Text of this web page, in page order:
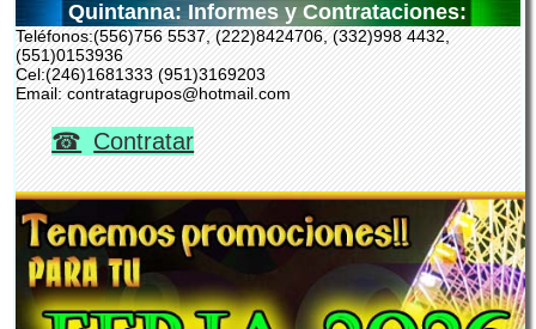
Quintanna: Informes y Contrataciones:
Teléfonos:(556)756 5537, (222)8424706, (332)998 4432,
(551)0153936
Cel:(246)1681333 (951)3169203
Email: contratagrupos@hotmail.com
Contratar